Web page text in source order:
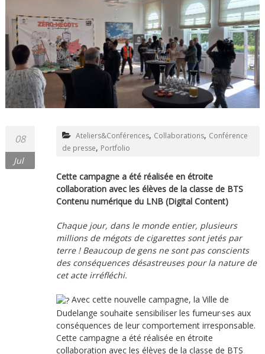
08
Jul
Ateliers&Conférences, Collaborations, Conférence
de presse, Portfolio
Cette campagne a été réalisée en étroite
collaboration avec les élèves de la classe de BTS
Contenu numérique du LNB (Digital Content)
Chaque jour, dans le monde entier, plusieurs
millions de mégots de cigarettes sont jetés par
terre ! Beaucoup de gens ne sont pas conscients
des conséquences désastreuses pour la nature de
cet acte irréfléchi.
Avec cette nouvelle campagne, la Ville de
Dudelange souhaite sensibiliser les fumeur·ses aux
conséquences de leur comportement irresponsable.
Cette campagne a été réalisée en étroite
collaboration avec les élèves de la classe de BTS